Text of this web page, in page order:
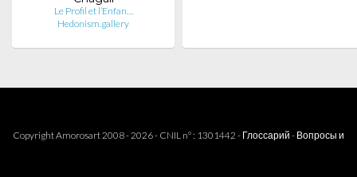
Le Profil et l’Enfan…
Hedonism.gallery
Copyright Amorosart 2008 - 2026 - CNIL n° : 1301442 - Глоссарий - Вопросы и